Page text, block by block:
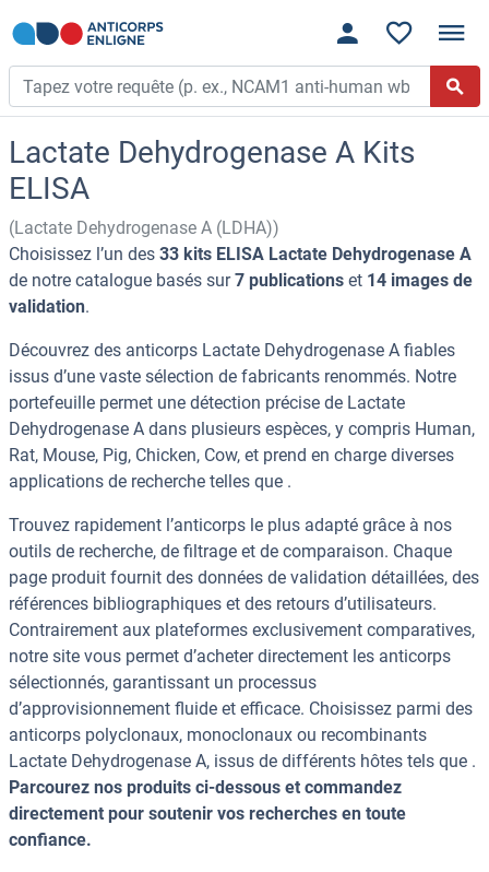
Lactate Dehydrogenase A Kits
ELISA
(Lactate Dehydrogenase A (LDHA))
Choisissez l’un des 33 kits ELISA Lactate Dehydrogenase A
de notre catalogue basés sur7 publications et 14 images de
validation.
Découvrez des anticorps Lactate Dehydrogenase A fiables
issus d’une vaste sélection de fabricants renommés. Notre
portefeuille permet une détection précise de Lactate
Dehydrogenase A dans plusieurs espèces, y compris Human,
Rat, Mouse, Pig, Chicken, Cow, et prend en charge diverses
applications de recherche telles que .
Trouvez rapidement l’anticorps le plus adapté grâce à nos
outils de recherche, de filtrage et de comparaison. Chaque
page produit fournit des données de validation détaillées, des
références bibliographiques et des retours d’utilisateurs.
Contrairement aux plateformes exclusivement comparatives,
notre site vous permet d’acheter directement les anticorps
sélectionnés, garantissant un processus
d’approvisionnement fluide et efficace. Choisissez parmi des
anticorps polyclonaux, monoclonaux ou recombinants
Lactate Dehydrogenase A, issus de différents hôtes tels que .
Parcourez nos produits ci-dessous et commandez
directement pour soutenir vos recherches en toute
confiance.